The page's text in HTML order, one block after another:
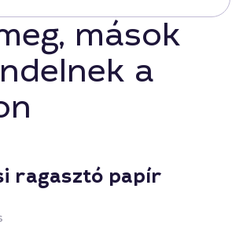
mások
a
ragasztó papír